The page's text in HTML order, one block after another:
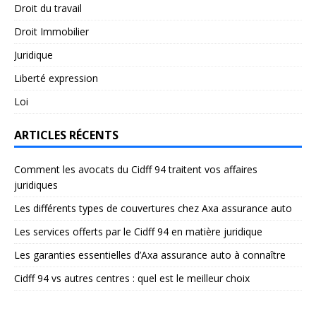
Droit du travail
Droit Immobilier
Juridique
Liberté expression
Loi
ARTICLES RÉCENTS
Comment les avocats du Cidff 94 traitent vos affaires
juridiques
Les différents types de couvertures chez Axa assurance auto
Les services offerts par le Cidff 94 en matière juridique
Les garanties essentielles d’Axa assurance auto à connaître
Cidff 94 vs autres centres : quel est le meilleur choix